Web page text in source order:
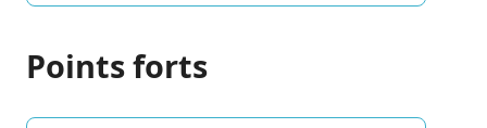
Points forts